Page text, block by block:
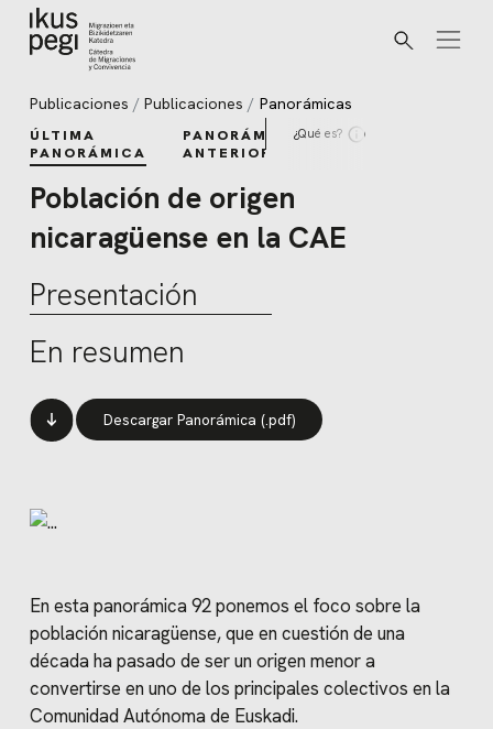
Ir directamente al contenido
Buscar
Publicaciones Publicaciones Panorámicas
ÚLTIMA
PANORÁMICA
PANORÁMICAS
ANTERIORES
¿Qué es?
Población de origen
nicaragüense en la CAE
Presentación
En resumen
Descargar Panorámica (.pdf)
En esta panorámica 92 ponemos el foco sobre la
población nicaragüense, que en cuestión de una
década ha pasado de ser un origen menor a
convertirse en uno de los principales colectivos en la
Comunidad Autónoma de Euskadi.